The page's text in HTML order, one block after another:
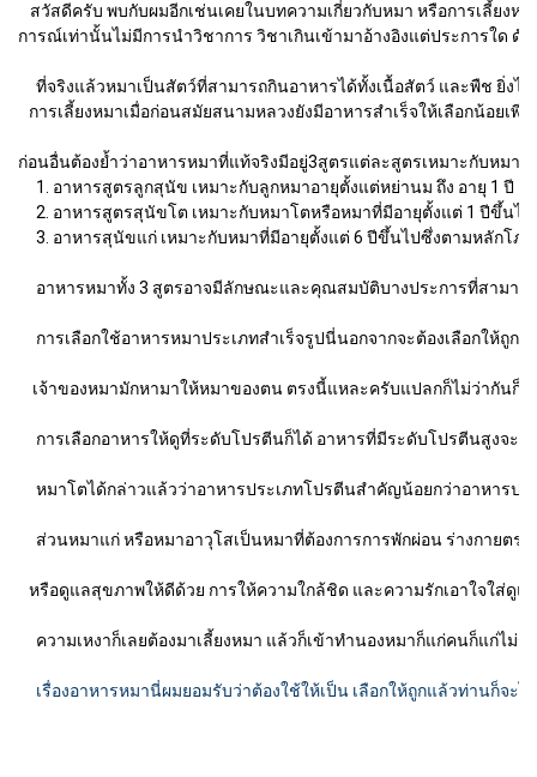
สวัสดีครับ พบกับผมอีกเช่นเคยในบทความเกี่ยวกับหมา หรือการเลี้ยงห
การณ์เท่านั้นไม่มีการนำวิชาการ วิชาเกินเข้ามาอ้างอิงแต่ประการใด
ที่จริงแล้วหมาเป็นสัตว์ที่สามารถกินอาหารได้ทั้งเนื้อสัตว์ และพืช ยิ่งไ
การเลี้ยงหมาเมื่อก่อนสมัยสนามหลวงยังมีอาหารสำเร็จให้เลือกน้อยเ
ก่อนอื่นต้องย้ำว่าอาหารหมาที่แท้จริงมีอยู่3สูตรแต่ละสูตรเหมาะกับหมา
1. อาหารสูตรลูกสุนัข เหมาะกับลูกหมาอายุตั้งแต่หย่านม ถึง อายุ 1 ปี
2. อาหารสูตรสุนัขโต เหมาะกับหมาโตหรือหมาที่มีอายุตั้งแต่ 1 ปีขึ้นไป
3. อาหารสุนัขแก่ เหมาะกับหมาที่มีอายุตั้งแต่ 6 ปีขึ้นไปซึ่งตามหลักโภช
อาหารหมาทั้ง 3 สูตรอาจมีลักษณะและคุณสมบัติบางประการที่สามารถ
การเลือกใช้อาหารหมาประเภทสำเร็จรูปนี่นอกจากจะต้องเลือกให้ถู
เจ้าของหมามักหามาให้หมาของตน ตรงนี้แหละครับแปลกก็ไม่ว่ากันก็เ
การเลือกอาหารให้ดูที่ระดับโปรตีนก็ได้ อาหารที่มีระดับโปรตีนสูงจะร
หมาโตได้กล่าวแล้วว่าอาหารประเภทโปรตีนสำคัญน้อยกว่าอาหารปร
ส่วนหมาแก่ หรือหมาอาวุโสเป็นหมาที่ต้องการการพักผ่อน ร่างกายตร
หรือดูแลสุขภาพให้ดีด้วย การให้ความใกล้ชิด และความรักเอาใจใส่ดู
ความเหงาก็เลยต้องมาเลี้ยงหมา แล้วก็เข้าทำนองหมาก็แก่คนก็แก่ไม่
เรื่องอาหารหมานี่ผมยอมรับว่าต้องใช้ให้เป็น เลือกให้ถูกแล้วท่านก็จะ